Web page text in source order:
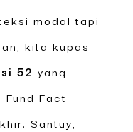
modal tapi
kita kupas
52 yang
Fact
Santuy,